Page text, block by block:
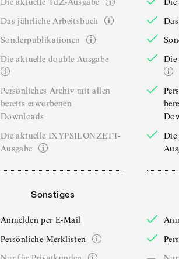
Das jährliche Arbeitsbuch
Sonderpublikationen
Die aktuelle double-Ausgabe
Persönliches Archiv mit allen
bereits erworbenen
Downloads
Die aktuelle IXYPSILONZETT-
Ausgabe
Sonstiges
Anmelden per E-Mail
Persönliche Merklisten
Die
Die